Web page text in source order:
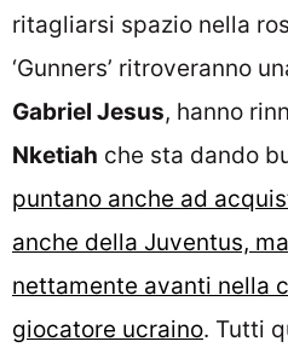
ritagliarsi spazio nella
‘Gunners’ ritroveranno
Gabriel Jesus, hanno
Nketiah che sta dando
puntano anche ad
anche della Juventus,
nettamente avanti nella
giocatore ucraino. Tutti